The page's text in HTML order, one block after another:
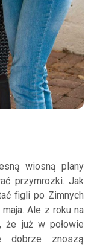
wiosną plany
przymrozki. Jak
figli po Zimnych
Ale z roku na
że już w połowie
dobrze znoszą